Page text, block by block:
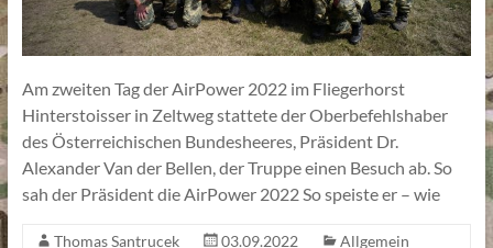
Am zweiten Tag der AirPower 2022 im Fliegerhorst
Hinterstoisser in Zeltweg stattete der Oberbefehlshaber
des Österreichischen Bundesheeres, Präsident Dr.
Alexander Van der Bellen, der Truppe einen Besuch ab. So
sah der Präsident die AirPower 2022 So speiste er – wie
Thomas Santrucek 03.09.2022
Allgemein